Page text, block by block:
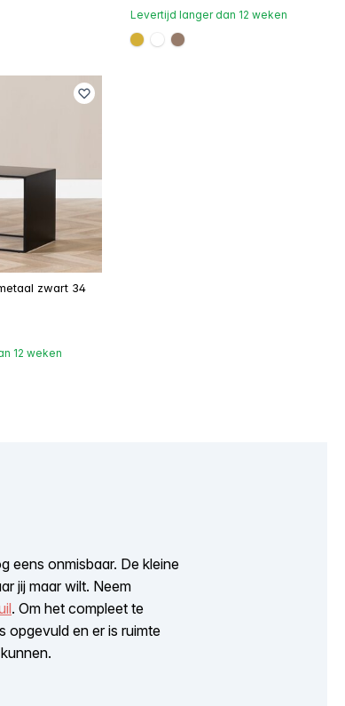
Levertijd langer dan 12 weken
#D4AF37
#FFFFFF
#967b6a
zwart 34
12 weken
eens onmisbaar. De kleine
jij maar wilt. Neem
. Om het compleet te
opgevuld en er is ruimte